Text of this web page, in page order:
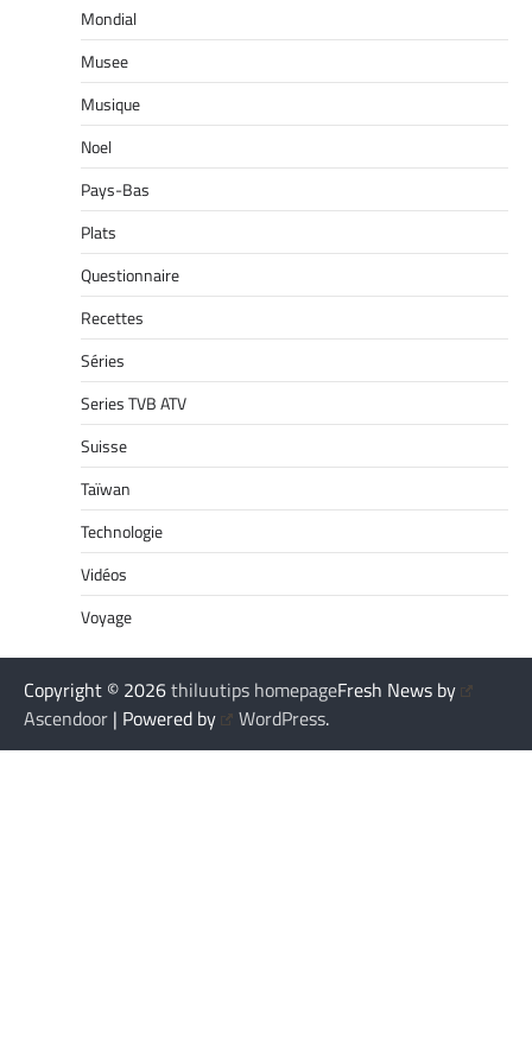
Mondial
Musee
Musique
Noel
Pays-Bas
Plats
Questionnaire
Recettes
Séries
Series TVB ATV
Suisse
Taïwan
Technologie
Vidéos
Voyage
Copyright © 2026thiluutips homepageFresh News by
Ascendoor | Powered by WordPress.